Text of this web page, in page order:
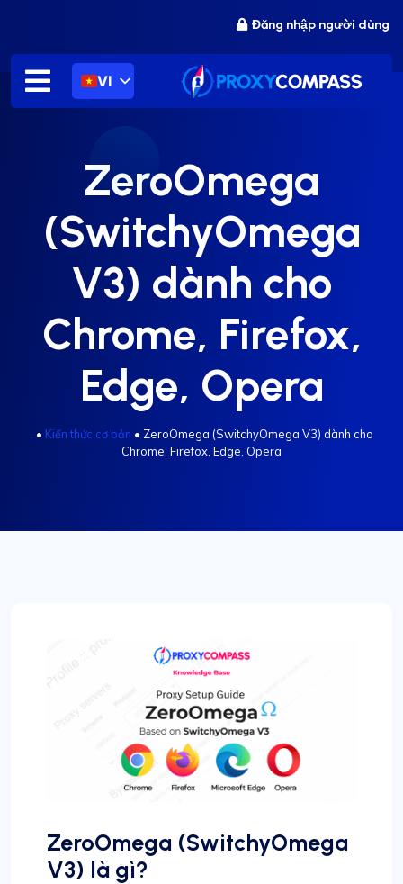
nội
dung
Đăng nhập người dùng
VI
ZeroOmega
(SwitchyOmega
V3) dành cho
Chrome, Firefox,
Edge, Opera
• Kiến thức cơ bản • ZeroOmega (SwitchyOmega V3) dành cho
Chrome, Firefox, Edge, Opera
ZeroOmega (SwitchyOmega
V3) là gì?